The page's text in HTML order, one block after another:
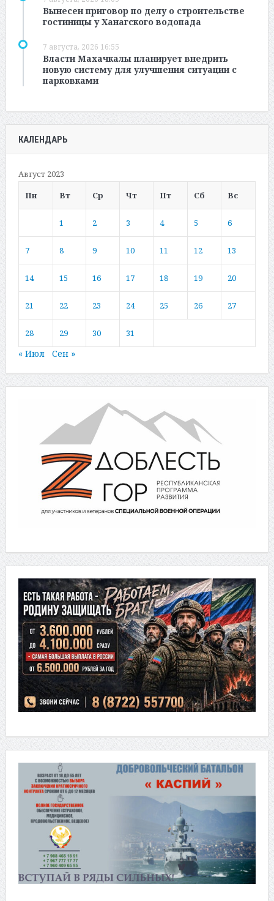
Вынесен приговор по делу о строительстве
гостиницы у Ханагского водопада
7 августа, 2026 16:55
Власти Махачкалы планирует внедрить
новую систему для улучшения ситуации с
парковками
КАЛЕНДАРЬ
Август 2023
Пн
Вт Ср Чт Пт Сб Вс
1 2 3 4 5 6
7 8 9 10 11 12 13
14 15 16 17 18 19 20
21 22 23 24 25 26 27
28 29 30 31
« Июл Сен »